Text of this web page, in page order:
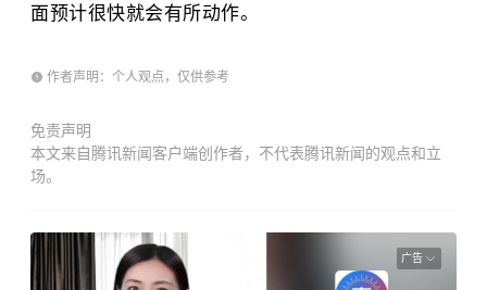
面预计很快就会有所动作。
作者声明：个人观点，仅供参考
免责声明
本文来自腾讯新闻客户端创作者，不代表腾讯新闻的观点和立
场。
广告